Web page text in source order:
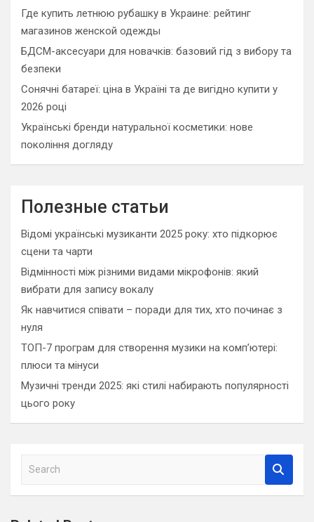
Где купить летнюю рубашку в Украине: рейтинг
магазинов женской одежды
БДСМ-аксесуари для новачків: базовий гід з вибору та
безпеки
Сонячні батареї: ціна в Україні та де вигідно купити у
2026 році
Українські бренди натуральної косметики: нове
покоління догляду
Полезные статьи
Відомі українські музиканти 2025 року: хто підкорює
сцени та чарти
Відмінності між різними видами мікрофонів: який
вибрати для запису вокалу
Як навчитися співати – поради для тих, хто починає з
нуля
ТОП-7 програм для створення музики на комп’ютері:
плюси та мінуси
Музичні тренди 2025: які стилі набирають популярності
цього року
a